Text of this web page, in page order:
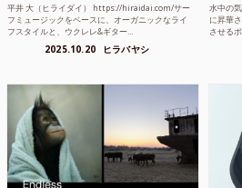
平井 大（ヒライダイ） https://hiraidai.com/サー
フミュージックをベースに、オーガニックなライ
フスタイルと、ウクレレ&ギター...
2025.10.20 ヒラバヤシ
水中の
に昇華
させる